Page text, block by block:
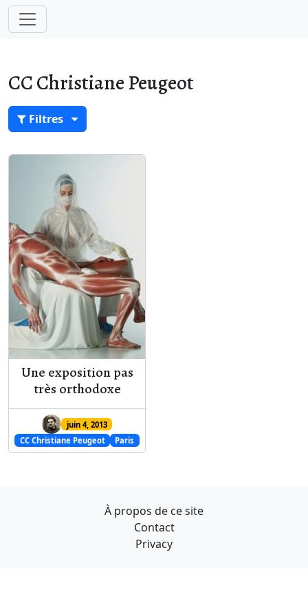
CC Christiane Peugeot
Filtres
Une exposition pas
très orthodoxe
juin 4, 2013
CC Christiane Peugeot
Paris
À propos de ce site
Contact
Privacy